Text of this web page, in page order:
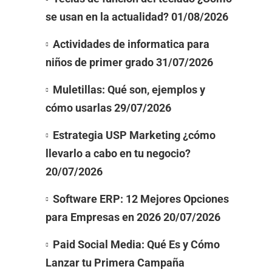
se usan en la actualidad? 01/08/2026
Actividades de informatica para
niños de primer grado 31/07/2026
Muletillas: Qué son, ejemplos y
cómo usarlas 29/07/2026
Estrategia USP Marketing ¿cómo
llevarlo a cabo en tu negocio?
20/07/2026
Software ERP: 12 Mejores Opciones
para Empresas en 2026 20/07/2026
Paid Social Media: Qué Es y Cómo
Lanzar tu Primera Campaña